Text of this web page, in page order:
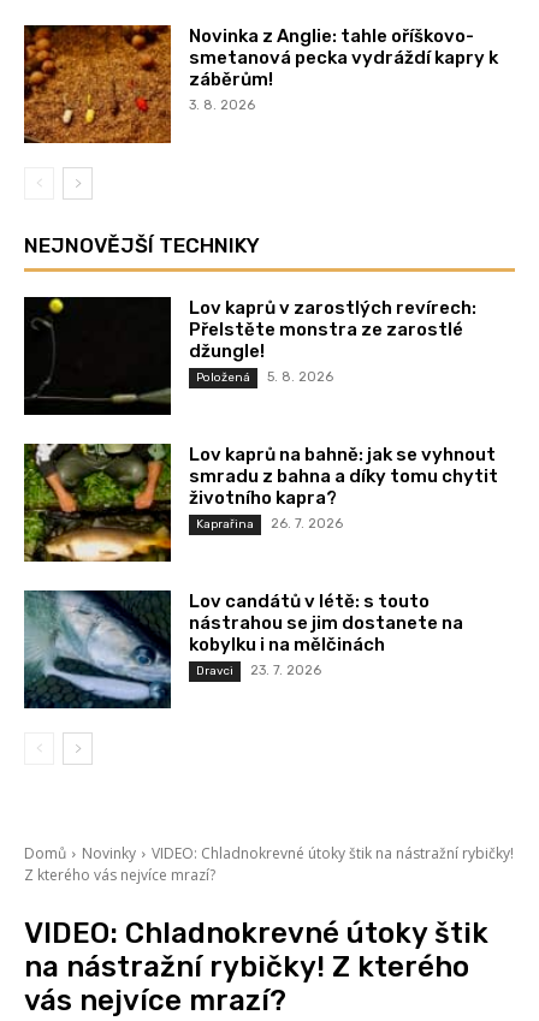
Novinka z Anglie: tahle oříškovo-
smetanová pecka vydráždí kapry k
záběrům!
3. 8. 2026
NEJNOVĚJŠÍ TECHNIKY
Lov kaprů v zarostlých revírech:
Přelstěte monstra ze zarostlé
džungle!
Položená 5. 8. 2026
Lov kaprů na bahně: jak se vyhnout
smradu z bahna a díky tomu chytit
životního kapra?
Kaprařina 26. 7. 2026
Lov candátů v létě: s touto
nástrahou se jim dostanete na
kobylku i na mělčinách
Dravci 23. 7. 2026